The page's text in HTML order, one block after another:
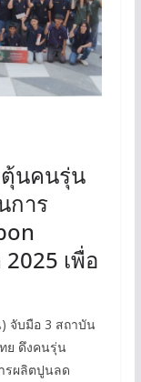
นคนรุ่น
การ
เพื่อ
จับมือ 3 สถาบัน
ย ดึงคนรุ่น
รผลิตปูนลด